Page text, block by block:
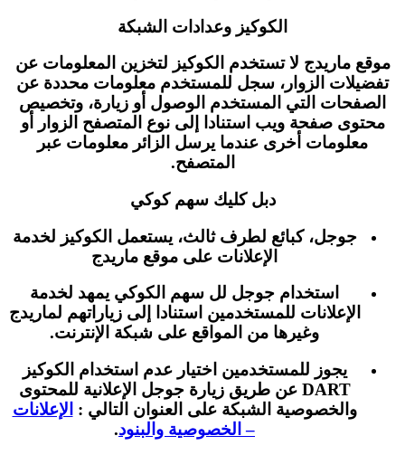
الكوكيز وعدادات الشبكة
موقع ماريدج لا تستخدم الكوكيز لتخزين المعلومات عن
تفضيلات الزوار، سجل للمستخدم معلومات محددة عن
الصفحات التي المستخدم الوصول أو زيارة، وتخصيص
محتوى صفحة ويب استنادا إلى نوع المتصفح الزوار أو
معلومات أخرى عندما يرسل الزائر معلومات عبر
المتصفح.
دبل كليك سهم كوكي
جوجل، كبائع لطرف ثالث، يستعمل الكوكيز لخدمة
الإعلانات على موقع ماريدج
استخدام جوجل لل سهم الكوكي يمهد لخدمة
الإعلانات للمستخدمين استنادا إلى زياراتهم لماريدج
وغيرها من المواقع على شبكة الإنترنت.
يجوز للمستخدمين اختيار عدم استخدام الكوكيز
DART عن طريق زيارة جوجل الإعلانية للمحتوى
والخصوصية الشبكة على العنوان التالي : الإعلانات
– الخصوصية والبنود.